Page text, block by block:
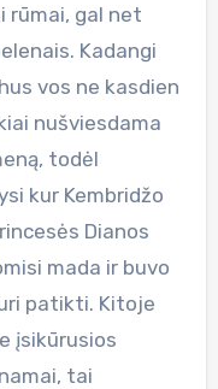
rūmai, gal net
Kadangi
vos ne kasdien
nušviesdama
todėl
kur Kembridžo
Dianos
mada ir buvo
patikti. Kitoje
įsikūrusios
tai